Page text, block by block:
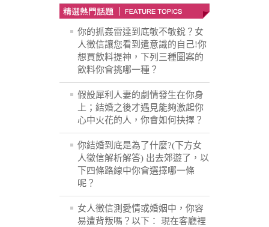
你的抓姦雷達到底敏不敏銳？女
人徵信讓您看到遣意識的自己!你
想買飲料提神，下列三種圖案的
飲料你會挑哪一種？
假設犀利人妻的劇情發生在你身
上；結婚之後才遇見能夠激起你
心中火花的人，你會如何抉擇？
你結婚到底是為了什麼?(下方女
人徵信解析解答) 出去郊遊了，以
下四條路線中你會選擇哪一條
呢？
女人徵信測愛情或婚姻中，你容
易遭背叛嗎？以下： 現在客廳裡